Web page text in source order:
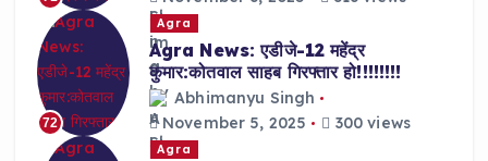
72
Agra
Agra News: एडीजे-12 महेंद्र
कुमार:कोतवाल साहब गिरफ्तार हो!!!!!!!!
Abhimanyu Singh
November 5, 2025
300 views
Agra